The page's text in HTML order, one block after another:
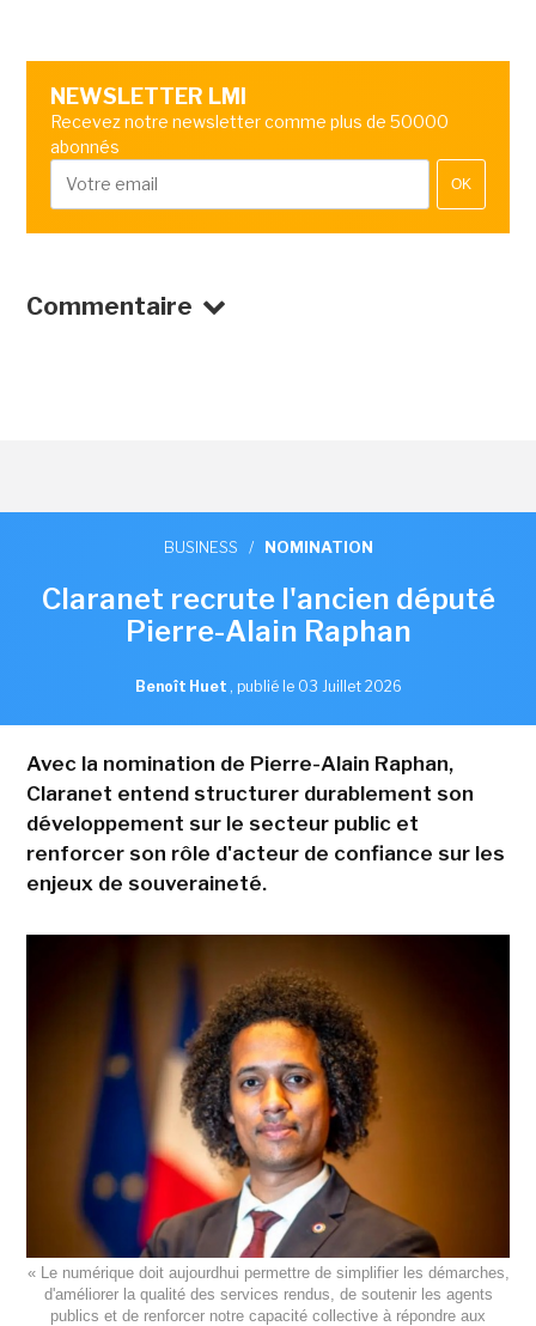
NEWSLETTER LMI
Recevez notre newsletter comme plus de 50000
abonnés
OK
Commentaire
BUSINESS / NOMINATION
Claranet recrute l'ancien député
Pierre-Alain Raphan
Benoît Huet , publié le 03 Juillet 2026
Avec la nomination de Pierre-Alain Raphan,
Claranet entend structurer durablement son
développement sur le secteur public et
renforcer son rôle d'acteur de confiance sur les
enjeux de souveraineté.
« Le numérique doit aujourdhui permettre de simplifier les démarches,
d'améliorer la qualité des services rendus, de soutenir les agents
publics et de renforcer notre capacité collective à répondre aux